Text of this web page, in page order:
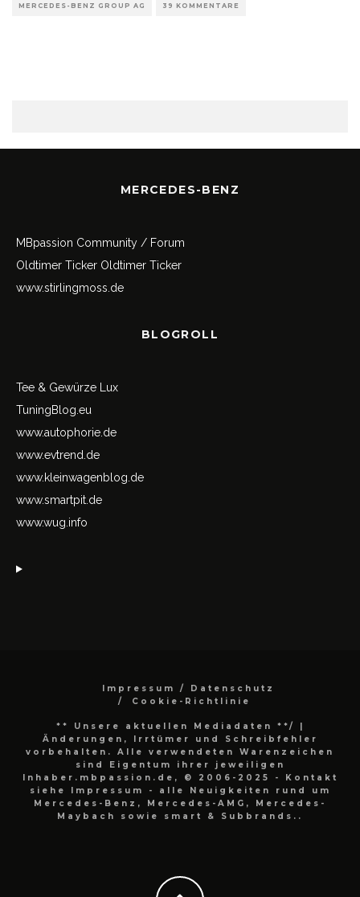
MERCEDES-BENZ GROUP AG 39 KOMMENTARE
MERCEDES-BENZ
MBpassion Community / Forum
Oldtimer Ticker Oldtimer Ticker
www.stirlingmoss.de
BLOGROLL
Tee & Gewürze Lux
TuningBlog.eu
www.autophorie.de
www.evtrend.de
www.kleinwagenblog.de
www.smartpit.de
www.wug.info
Impressum / Datenschutz
Cookie-Richtlinie
** Unsere aktuellen Mediadaten **/
|
Änderungen, Irrtümer und Schreibfehler
vorbehalten. Alle verwendeten Warenzeichen
sind Eigentum ihrer jeweiligen
Inhaber.mbpassion.de, © 2006-2025 - Kontakt
siehe Impressum - alle Neuigkeiten rund um
Mercedes-Benz, Mercedes-AMG, Mercedes-
Maybach sowie smart & Subbrands..